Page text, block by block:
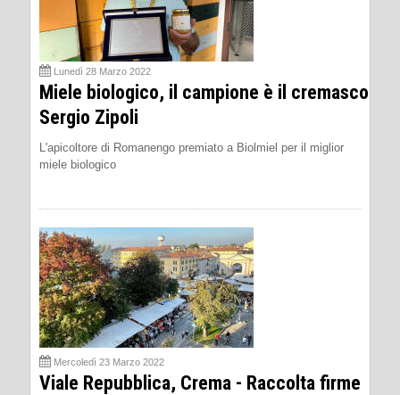
Lunedì 28 Marzo 2022
Miele biologico, il campione è il cremasco
Sergio Zipoli
L'apicoltore di Romanengo premiato a Biolmiel per il miglior
miele biologico
Mercoledì 23 Marzo 2022
Viale Repubblica, Crema - Raccolta firme